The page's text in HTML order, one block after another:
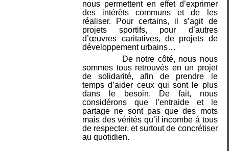
nous permettent en effet d’exprimer
des intérêts communs et de les
réaliser. Pour certains, il s’agit de
projets sportifs, pour d’autres
d’œuvres caritatives, de projets de
développement urbains…
De notre côté, nous nous
sommes tous retrouvés en un projet
de solidarité, afin de prendre le
temps d’aider ceux qui sont le plus
dans le besoin. De fait, nous
considérons que l’entraide et le
partage ne sont pas que des mots
mais des vérités qu’il incombe à tous
de respecter, et surtout de concrétiser
au quotidien.